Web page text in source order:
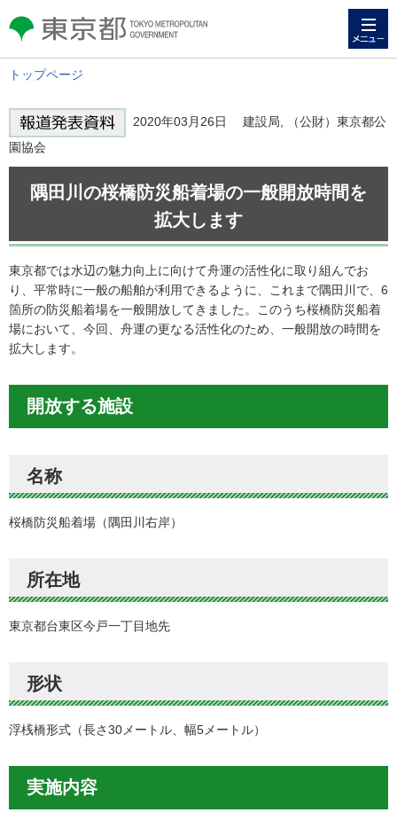
東京都 TOKYO METROPOLITAN
GOVERNMENT
トップページ
2020年03月26日 建設局, （公財）東京都公
園協会
隅田川の桜橋防災船着場の一般開放時間を
拡大します
東京都では水辺の魅力向上に向けて舟運の活性化に取り組んでお
り、平常時に一般の船舶が利用できるように、これまで隅田川で、6
箇所の防災船着場を一般開放してきました。このうち桜橋防災船着
場において、今回、舟運の更なる活性化のため、一般開放の時間を
拡大します。
開放する施設
名称
桜橋防災船着場（隅田川右岸）
所在地
東京都台東区今戸一丁目地先
形状
浮桟橋形式（長さ30メートル、幅5メートル）
実施内容